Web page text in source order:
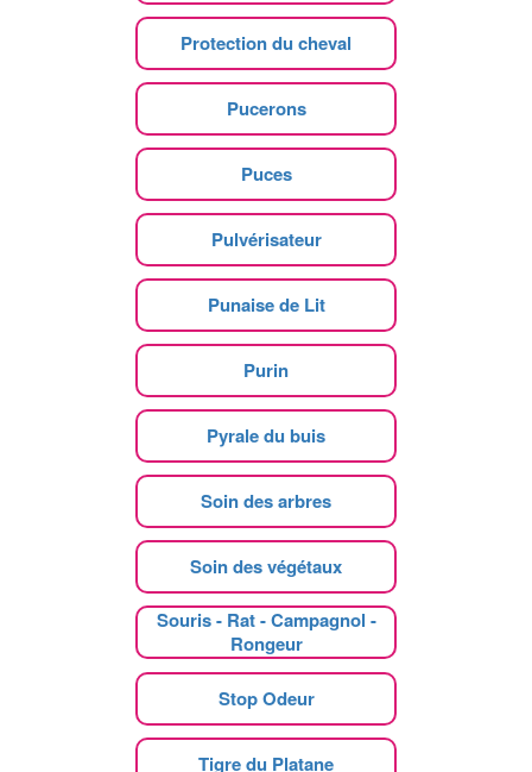
Protection du cheval
Pucerons
Puces
Pulvérisateur
Punaise de Lit
Purin
Pyrale du buis
Soin des arbres
Soin des végétaux
Souris - Rat - Campagnol -
Rongeur
Stop Odeur
Tigre du Platane